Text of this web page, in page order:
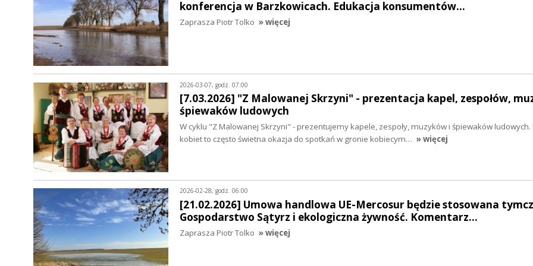
konferencja w Barzkowicach. Edukacja konsumentów…
Zaprasza Piotr Tolko » więcej
2026-03-07, godz. 07:00
[7.03.2026] "Z Malowanej Skrzyni" - prezentacja kapel, zespołów,
śpiewaków ludowych
W cyklu "Z Malowanej Skrzyni" - prezentujemy kapele, zespoły, muzyków i śpiewaków ludowych.
kobiet to często świetna okazja do spotkań w gronie kobiecym… » więcej
2026-02-28, godz. 06:00
[21.02.2026] Umowa handlowa UE-Mercosur będzie stosowana
Gospodarstwo Sątyrz i ekologiczna żywność. Komentarz…
Zaprasza Piotr Tolko » więcej